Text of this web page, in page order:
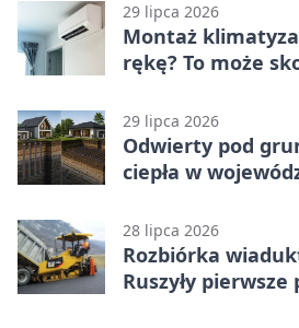
29 lipca 2026
Montaż
rękę? To może
29 lipca 2026
Odwierty pod
ciepła w
28 lipca 2026
Rozbiórka
Ruszyły